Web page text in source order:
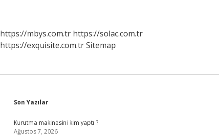
Nedir
https://mbys.com.tr https://solac.com.tr
https://exquisite.com.trSitemap
Sidebar
Son Yazılar
Kurutma makinesini kim yaptı ?
Ağustos 7, 2026